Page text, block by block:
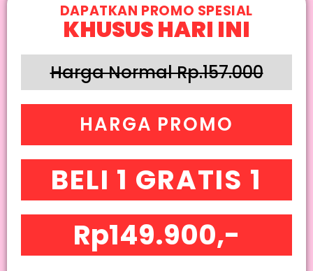
DAPATKAN PROMO SPESIAL
KHUSUS HARI INI
Harga Normal Rp.157.000
HARGA PROMO
BELI 1 GRATIS 1
Rp149.900,-